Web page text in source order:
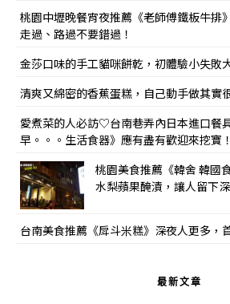
桃園中壢晚餐宵夜推薦《老師傅鐵板牛排
走過、路過不要錯過！
金莎口味的手工貓咪餅乾，初體驗小失敗
清爽又綿密的香蕉蛋糕，自己動手做其實
愛煮菜的人必訪♡台南巷弄內日本進口餐
早。。。生活食器》應有盡有歡迎來挖寶！
桃園美食推薦《韓舍 韓國
水梨蘋果醃漬，讓人留下
台南美食推薦《戽斗米糕》深夜人更多，
最新文章